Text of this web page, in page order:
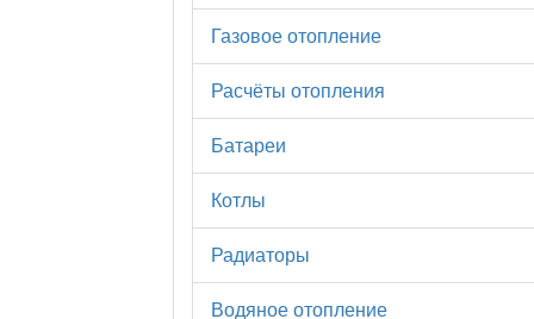
Газовое отопление
Расчёты отопления
Батареи
Котлы
Радиаторы
Водяное отопление